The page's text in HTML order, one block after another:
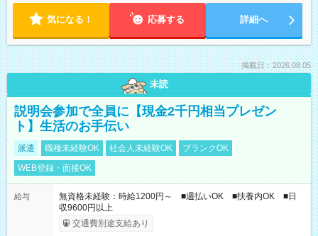
気になる！ 応募する 詳細へ
掲載日：2026.08.05
未読
説明会参加で全員に【現金2千円相当プレゼン
ト】生活のお手伝い
派遣 職種未経験OK 社会人未経験OK
ブランクOK
WEB登録・面接OK
給与
無資格未経験：時給1200円～ ■週払いOK ■扶養内OK ■日
収9600円以上
交通費別途支給あり